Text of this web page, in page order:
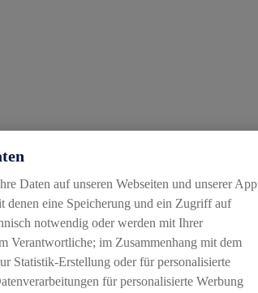
Daten auf unseren Webseiten und unserer App
denen eine Speicherung und ein Zugriff auf
notwendig oder werden mit Ihrer
Verantwortliche; im Zusammenhang mit dem
Statistik-Erstellung oder für personalisierte
für personalisierte Werbung